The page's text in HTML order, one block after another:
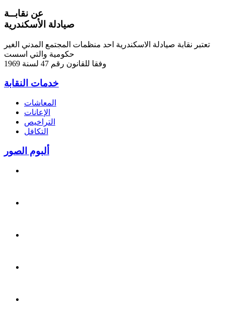
عن نقابــة
صيادلة الأسكندرية
تعتبر نقابة صيادلة الاسكندرية احد منظمات المجتمع المدني الغير
حكومية والتي اسست
وفقا للقانون رقم 47 لسنة 1969
خدمات النقابة
المعاشات
الإعانات
التراخيص
التكافل
ألبوم الصور